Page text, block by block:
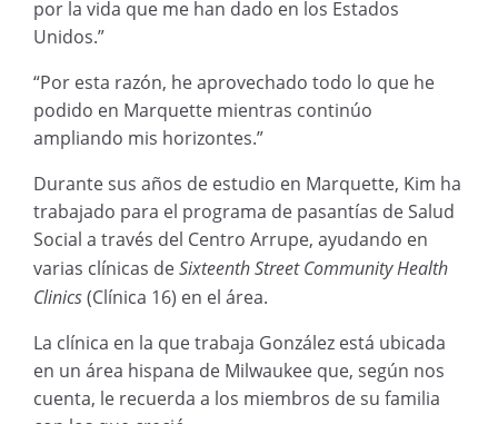
por la vida que me han dado en los Estados
Unidos.”
“Por esta razón, he aprovechado todo lo que he
podido en Marquette mientras continúo
ampliando mis horizontes.”
Durante sus años de estudio en Marquette, Kim ha
trabajado para el programa de pasantías de Salud
Social a través del Centro Arrupe, ayudando en
varias clínicas deSixteenth Street Community Health
Clinics(Clínica 16) en el área.
La clínica en la que trabaja González está ubicada
en un área hispana de Milwaukee que, según nos
cuenta, le recuerda a los miembros de su familia